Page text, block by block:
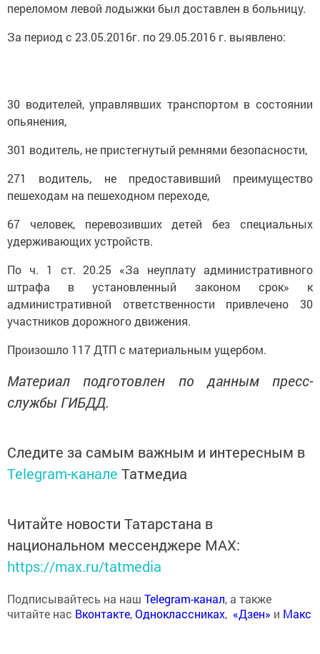
переломом левой лодыжки был доставлен в больницу.
За период с 23.05.2016г. по 29.05.2016 г. выявлено:
30 водителей, управлявших транспортом в состоянии
опьянения,
301 водитель, не пристегнутый ремнями безопасности,
271 водитель, не предоставивший преимущество
пешеходам на пешеходном переходе,
67 человек, перевозивших детей без специальных
удерживающих устройств.
По ч. 1 ст. 20.25 «За неуплату административного
штрафа в установленный законом срок» к
административной ответственности привлечено 30
участников дорожного движения.
Произошло 117 ДТП с материальным ущербом.
Материал подготовлен по данным пресс-
службы ГИБДД.
Следите за самым важным и интересным в
Telegram-канале Татмедиа
Читайте новости Татарстана в
национальном мессенджере MАХ:
https://max.ru/tatmedia
Подписывайтесь на наш Telegram-канал, а также
читайте нас Вконтакте,Одноклассниках, «Дзен» и Макс